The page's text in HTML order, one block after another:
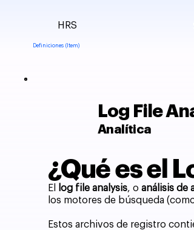
Definiciones (Item)
HRS
Log File
Analítica
¿Qué es el
El log file analysis, oanálisis de
los motores de búsqueda
Estos archivos de registro